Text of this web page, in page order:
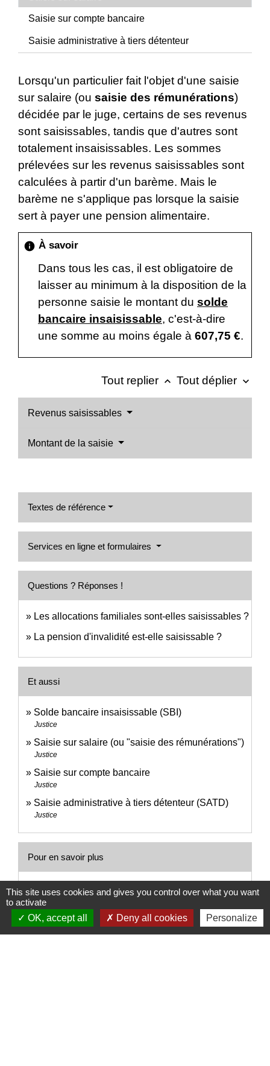
Saisie sur compte bancaire
Saisie administrative à tiers détenteur
Lorsqu'un particulier fait l'objet d'une saisie
sur salaire (ou saisie des rémunérations)
décidée par le juge, certains de ses revenus
sont saisissables, tandis que d'autres sont
totalement insaisissables. Les sommes
prélevées sur les revenus saisissables sont
calculées à partir d'un barème. Mais le
barème ne s'applique pas lorsque la saisie
sert à payer une pension alimentaire.
info À savoir
Dans tous les cas, il est obligatoire de
laisser au minimum à la disposition de la
personne saisie le montant du solde
bancaire insaisissable, c'est-à-dire
une somme au moins égale à 607,75 €.
Tout replier keyboard_arrow_up Tout déplier keyboard_arrow_down
Revenus saisissables
Montant de la saisie
Textes de référence
Services en ligne et formulaires
Questions ? Réponses !
Les allocations familiales sont-elles saisissables ?
La pension d'invalidité est-elle saisissable ?
Et aussi
Solde bancaire insaisissable (SBI)
Justice
Saisie sur salaire (ou "saisie des rémunérations")
Justice
Saisie sur compte bancaire
Justice
Saisie administrative à tiers détenteur (SATD)
Justice
Pour en savoir plus
Barème des saisies sur rémunérations open_in_new
Ministère chargé de la justice
Signaler une erreur sur cette page
This site uses cookies and gives you control over what you want
to activate
OK, accept all
Deny all cookies Personalize